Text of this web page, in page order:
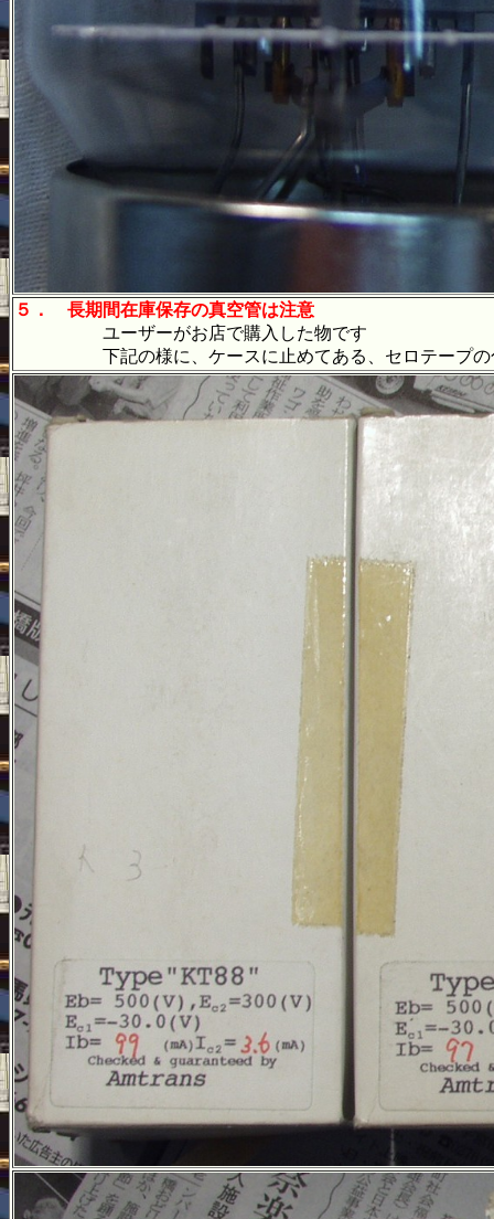
５．
長期間在庫保存の真空管は注意
ユーザーがお店で購入した物です
下記の様に、ケースに止めてある、セロテープの色